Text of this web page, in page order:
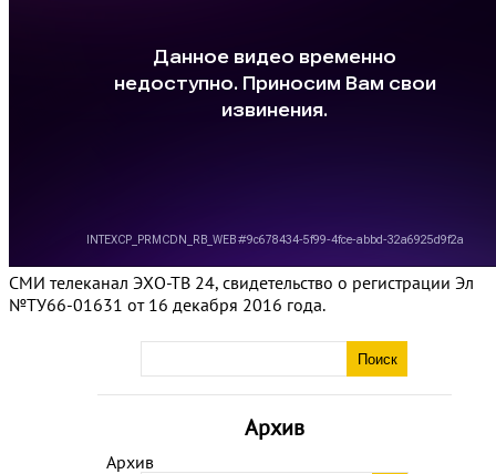
Архив
Архив
СМИ телеканал ЭХО-ТВ 24, свидетельство о регистрации Эл
№ТУ66-01631 от 16 декабря 2016 года.